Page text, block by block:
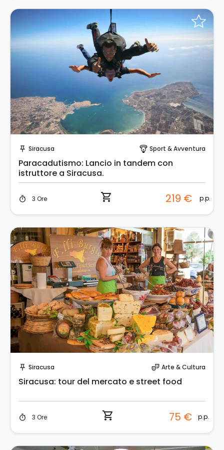
push_pin Siracusa paragliding Sport & Avventura
Paracadutismo: Lancio in tandem con
istruttore a Siracusa.
timer 3 Ore shopping_cart 219 € p.p.
push_pin Siracusa theater_comedy Arte & Cultura
Siracusa: tour del mercato e street food
timer 3 Ore shopping_cart 75 € p.p.